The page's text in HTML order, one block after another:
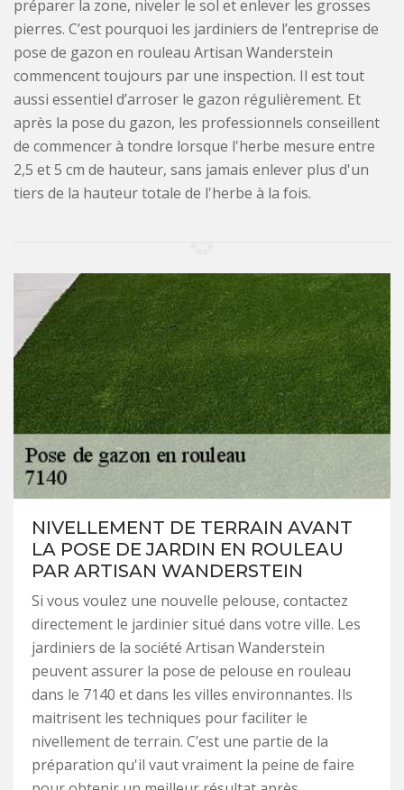
préparer la zone, niveler le sol et enlever les grosses
pierres. C’est pourquoi les jardiniers de l’entreprise de
pose de gazon en rouleau Artisan Wanderstein
commencent toujours par une inspection. Il est tout
aussi essentiel d’arroser le gazon régulièrement. Et
après la pose du gazon, les professionnels conseillent
de commencer à tondre lorsque l'herbe mesure entre
2,5 et 5 cm de hauteur, sans jamais enlever plus d'un
tiers de la hauteur totale de l'herbe à la fois.
NIVELLEMENT DE TERRAIN AVANT
LA POSE DE JARDIN EN ROULEAU
PAR ARTISAN WANDERSTEIN
Si vous voulez une nouvelle pelouse, contactez
directement le jardinier situé dans votre ville. Les
jardiniers de la société Artisan Wanderstein
peuvent assurer la pose de pelouse en rouleau
dans le 7140 et dans les villes environnantes. Ils
maitrisent les techniques pour faciliter le
nivellement de terrain. C’est une partie de la
préparation qu'il vaut vraiment la peine de faire